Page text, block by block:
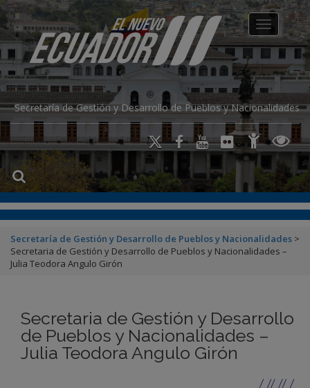
Secretaría de Gestión y Desarrollo de Pueblos y Nacionalidades
Toggle
Secretaría de Gestión y Desarrollo de Pueblos y Nacionalidades >
Secretaria de Gestión y Desarrollo de Pueblos y Nacionalidades –
Julia Teodora Angulo Girón
Secretaria de Gestión y Desarrollo
de Pueblos y Nacionalidades –
Julia Teodora Angulo Girón
modal-check